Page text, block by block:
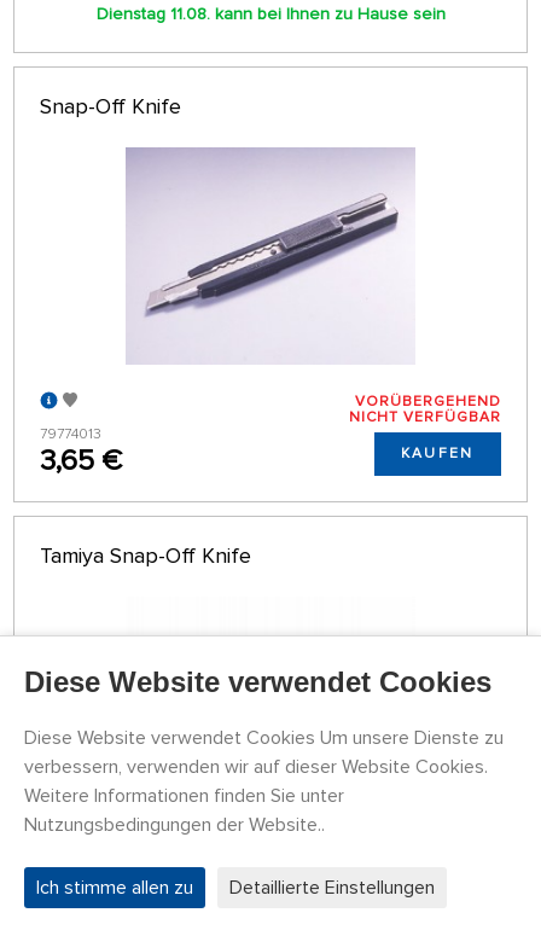
Dienstag 11.08. kann bei Ihnen zu Hause sein
Snap-Off Knife
79774013
3,65 €
VORÜBERGEHEND
NICHT VERFÜGBAR
KAUFEN
Tamiya Snap-Off Knife
79774053
8,16 € KAUFEN
Diese Website verwendet Cookies
Diese Website verwendet Cookies Um unsere Dienste zu
verbessern, verwenden wir auf dieser Website Cookies.
Weitere Informationen finden Sie unter
Nutzungsbedingungen der Website..
Ich stimme allen zu Detaillierte Einstellungen